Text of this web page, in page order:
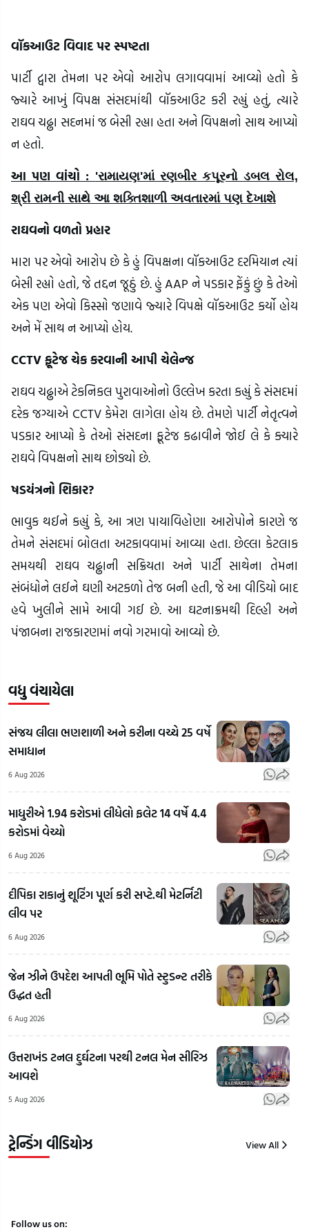
વૉકઆઉટ વિવાદ પર સ્પષ્ટતા
પાર્ટી દ્વારા તેમના પર એવો આરોપ લગાવવામાં આવ્યો હતો કે
જ્યારે આખું વિપક્ષ સંસદમાંથી વૉકઆઉટ કરી રહ્યું હતું, ત્યારે
રાઘવ ચઢ્ઢા સદનમાં જ બેસી રહ્યા હતા અને વિપક્ષનો સાથ આપ્યો
ન હતો.
આ પણ વાંચો : 'રામાયણ'માં રણબીર કપૂરનો ડબલ રોલ,
શ્રી રામની સાથે આ શક્તિશાળી અવતારમાં પણ દેખાશે
રાઘવનો વળતો પ્રહાર
મારા પર એવો આરોપ છે કે હું વિપક્ષના વૉકઆઉટ દરમિયાન ત્યાં
બેસી રહ્યો હતો, જે તદ્દન જૂઠું છે. હું AAP ને પડકાર ફેંકું છું કે તેઓ
એક પણ એવો કિસ્સો જણાવે જ્યારે વિપક્ષે વૉકઆઉટ કર્યો હોય
અને મેં સાથ ન આપ્યો હોય.
CCTV ફૂટેજ ચેક કરવાની આપી ચેલેન્જ
રાઘવ ચઢ્ઢાએ ટેકનિકલ પુરાવાઓનો ઉલ્લેખ કરતા કહ્યું કે સંસદમાં
દરેક જગ્યાએ CCTV કેમેરા લાગેલા હોય છે. તેમણે પાર્ટી નેતૃત્વને
પડકાર આપ્યો કે તેઓ સંસદના ફૂટેજ કઢાવીને જોઈ લે કે ક્યારે
રાઘવે વિપક્ષનો સાથ છોડ્યો છે.
ષડયંત્રનો શિકાર?
ભાવુક થઈને કહ્યું કે, આ ત્રણ પાયાવિહોણા આરોપોને કારણે જ
તેમને સંસદમાં બોલતા અટકાવવામાં આવ્યા હતા. છેલ્લા કેટલાક
સમયથી રાઘવ ચઢ્ઢાની સક્રિયતા અને પાર્ટી સાથેના તેમના
સંબંધોને લઈને ઘણી અટકળો તેજ બની હતી, જે આ વીડિયો બાદ
હવે ખુલીને સામે આવી ગઈ છે. આ ઘટનાક્રમથી દિલ્હી અને
પંજાબના રાજકારણમાં નવો ગરમાવો આવ્યો છે.
વધુ વંચાયેલા
સંજય લીલા ભણશાળી અને કરીના વચ્ચે 25 વર્ષે
સમાધાન
6 Aug 2026
માધુરીએ 1.94 કરોડમાં લીધેલો ફલેટ 14 વર્ષે 4.4
કરોડમાં વેચ્યો
6 Aug 2026
દીપિકા રાકાનું શૂટિંગ પૂર્ણ કરી સપ્ટે.થી મેટર્નિટી
લીવ પર
6 Aug 2026
જેન ઝીને ઉપદેશ આપતી ભૂમિ પોતે સ્ટુડન્ટ તરીકે
ઉદ્ધત હતી
6 Aug 2026
ઉત્તરાખંડ ટનલ દુર્ઘટના પરથી ટનલ મેન સીરિઝ
આવશે
5 Aug 2026
ટ્રેન્ડિંગ વીડિયોઝ View All
RSS
Chief
Bhagwat
On
LGBTQ:
LGBTQ+
સમલૈંગિક
લગ્નો મુદ્દે
વડા મોહન
નિવેદન
6
જેના પર
પનીરની
Follow us on: